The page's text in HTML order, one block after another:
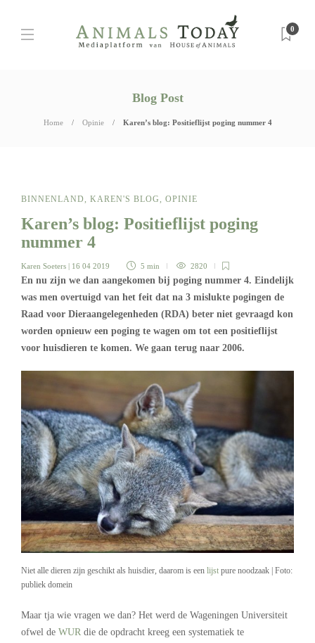
0
Blog Post
Home Opinie Karen’s blog: Positieflijst poging nummer 4
BINNENLAND, KAREN'S BLOG, OPINIE
Karen’s blog: Positieflijst poging
nummer 4
Karen Soeters | 16 04 2019 5 min 2820
En nu zijn we dan aangekomen bij poging nummer 4. Eindelijk
was men overtuigd van het feit dat na 3 mislukte pogingen de
Raad voor Dieraangelegenheden (RDA) beter niet gevraagd kon
worden opnieuw een poging te wagen om tot een positieflijst
voor huisdieren te komen. We gaan terug naar 2006.
Niet alle dieren zijn geschikt als huisdier, daarom is een lijst pure noodzaak | Foto:
publiek domein
Maar tja wie vragen we dan? Het werd de Wageningen Universiteit
ofwel de WUR die de opdracht kreeg een systematiek te